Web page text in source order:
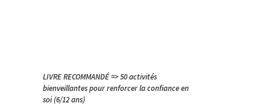
LIVRE RECOMMANDÉ => 50 activités
bienveillantes pour renforcer la confiance en
soi (6/12 ans)